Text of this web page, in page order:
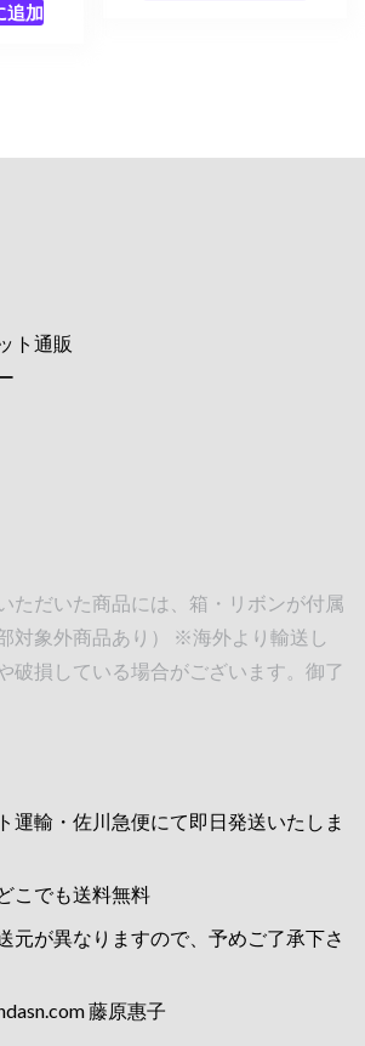
追加
ト通販
ただいた商品には、箱・リボンが付属
対象外商品あり） ※海外より輸送し
破損している場合がございます。御了
運輸・佐川急便にて即日発送いたしま
こでも送料無料
元が異なりますので、予めご了承下さ
藤原惠子